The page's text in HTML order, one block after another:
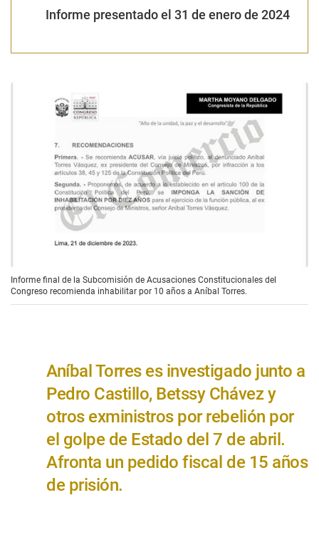
Informe presentado el 31 de enero de 2024
Informe final de la Subcomisión de Acusaciones Constitucionales del
Congreso recomienda inhabilitar por 10 años a Aníbal Torres.
Aníbal Torres es investigado junto a
Pedro Castillo, Betssy Chávez y
otros exministros por rebelión por
el golpe de Estado del 7 de abril.
Afronta un pedido fiscal de 15 años
de prisión.